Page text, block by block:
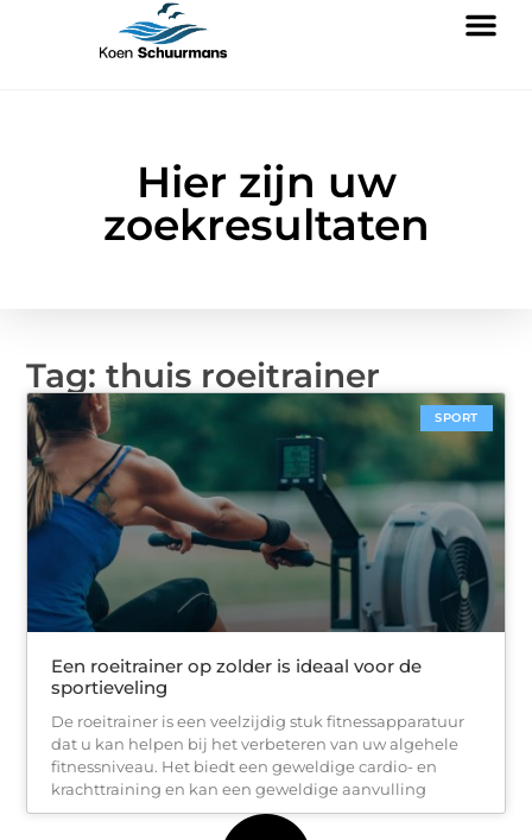
Hier zijn uw
zoekresultaten
Tag: thuis roeitrainer
SPORT
Een roeitrainer op zolder is ideaal voor de
sportieveling
De roeitrainer is een veelzijdig stuk fitnessapparatuur
dat u kan helpen bij het verbeteren van uw algehele
fitnessniveau. Het biedt een geweldige cardio- en
krachttraining en kan een geweldige aanvulling